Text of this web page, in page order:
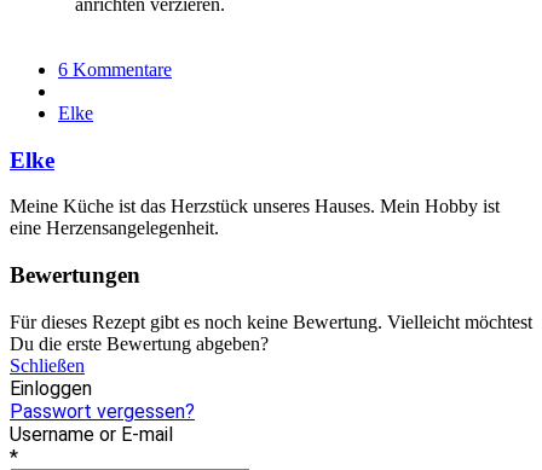
anrichten verzieren.
6 Kommentare
Elke
Elke
Meine Küche ist das Herzstück unseres Hauses. Mein Hobby ist
eine Herzensangelegenheit.
Bewertungen
Für dieses Rezept gibt es noch keine Bewertung. Vielleicht möchtest
Du die erste Bewertung abgeben?
Schließen
Einloggen
Passwort vergessen?
Username or E-mail
*